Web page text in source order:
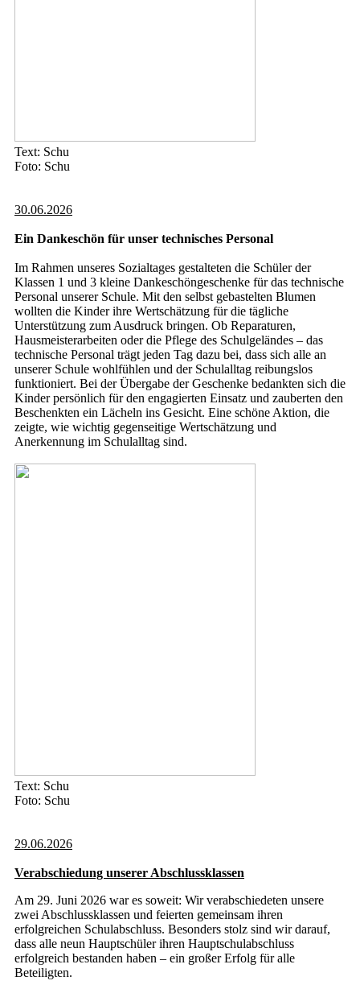
Text: Schu
Foto: Schu
30.06.2026
Ein Dankeschön für unser technisches Personal
Im Rahmen unseres Sozialtages gestalteten die Schüler der
Klassen 1 und 3 kleine Dankeschöngeschenke für das technische
Personal unserer Schule. Mit den selbst gebastelten Blumen
wollten die Kinder ihre Wertschätzung für die tägliche
Unterstützung zum Ausdruck bringen. Ob Reparaturen,
Hausmeisterarbeiten oder die Pflege des Schulgeländes – das
technische Personal trägt jeden Tag dazu bei, dass sich alle an
unserer Schule wohlfühlen und der Schulalltag reibungslos
funktioniert. Bei der Übergabe der Geschenke bedankten sich die
Kinder persönlich für den engagierten Einsatz und zauberten den
Beschenkten ein Lächeln ins Gesicht. Eine schöne Aktion, die
zeigte, wie wichtig gegenseitige Wertschätzung und
Anerkennung im Schulalltag sind.
Text: Schu
Foto: Schu
29.06.2026
Verabschiedung unserer Abschlussklassen
Am 29. Juni 2026 war es soweit: Wir verabschiedeten unsere
zwei Abschlussklassen und feierten gemeinsam ihren
erfolgreichen Schulabschluss. Besonders stolz sind wir darauf,
dass alle neun Hauptschüler ihren Hauptschulabschluss
erfolgreich bestanden haben – ein großer Erfolg für alle
Beteiligten.